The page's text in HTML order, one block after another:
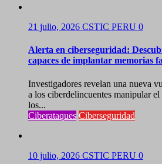
21 julio, 2026 CSTIC PERU 0
Alerta en ciberseguridad:
capaces de implantar memorias
Investigadores revelan una nueva
a los ciberdelincuentes manipular
los...
Ciberataques Ciberseguridad
10 julio, 2026 CSTIC PERU 0